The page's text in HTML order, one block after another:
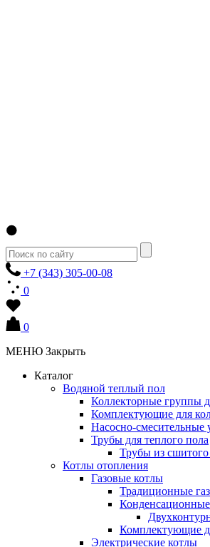
+7 (343) 305-00-08
0
0
МЕНЮ Закрыть
Каталог
Водяной теплый пол
Коллекторные группы
Комплектующие для
Насосно-смесительные
Трубы для теплого пола
Трубы из
Котлы отопления
Газовые котлы
Традиционные
Комплектующие
Электрические котлы